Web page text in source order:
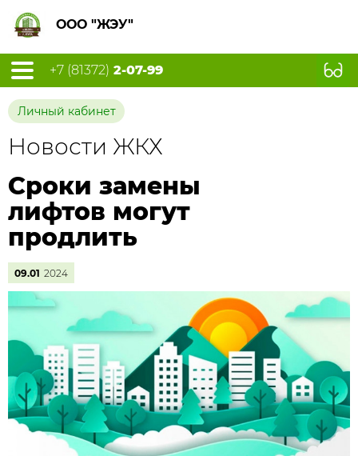
ООО "ЖЭУ"
+7 (81372) 2-07-99
Личный кабинет
Новости ЖКХ
Сроки замены
лифтов могут
продлить
09.01 2024